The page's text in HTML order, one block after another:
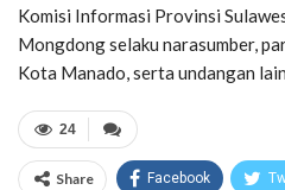
Komisi Informasi Provinsi
Mongdong selaku narasumber,
Kota Manado, serta undangan
24
Share Facebook